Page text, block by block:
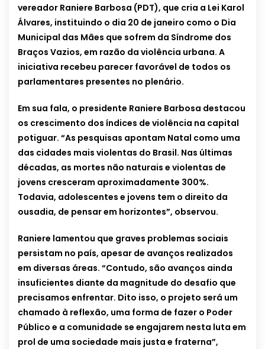
vereador Raniere Barbosa (PDT), que cria a Lei Karol
Álvares, instituindo o dia 20 de janeiro como o Dia
Municipal das Mães que sofrem da Síndrome dos
Braços Vazios, em razão da violência urbana. A
iniciativa recebeu parecer favorável de todos os
parlamentares presentes no plenário.
Em sua fala, o presidente Raniere Barbosa destacou
os crescimento dos índices de violência na capital
potiguar. “As pesquisas apontam Natal como uma
das cidades mais violentas do Brasil. Nas últimas
décadas, as mortes não naturais e violentas de
jovens cresceram aproximadamente 300%.
Todavia, adolescentes e jovens tem o direito da
ousadia, de pensar em horizontes”, observou.
Raniere lamentou que graves problemas sociais
persistam no país, apesar de avanços realizados
em diversas áreas. “Contudo, são avanços ainda
insuficientes diante da magnitude do desafio que
precisamos enfrentar. Dito isso, o projeto será um
chamado à reflexão, uma forma de fazer o Poder
Público e a comunidade se engajarem nesta luta em
prol de uma sociedade mais justa e fraterna”,